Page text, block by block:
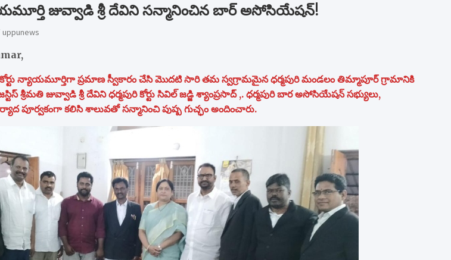
జువ్వాడి శ్రీ దేవిని సన్మానించిన బార్ అసోసియేషన్!
uppunews
న్యాయమూర్తిగా ప్రమాణ స్వీకారం చేసి మొదటి సారి తమ స్వగ్రామమైన ధర్మపురి మండలం తిమ్మాపూర్ గ్రామానికి
శ్రీమతి జువ్వాడి శ్రీ దేవిని ధర్మపురి కోర్టు సివిల్ జడ్జి శ్యాంప్రసాద్ ,. ధర్మపురి బార అసోసియేషన్ సభ్యులు,
పూర్వకంగా కలిసి శాలువతో సన్మానించి పుష్ప గుచ్ఛం అందించారు.